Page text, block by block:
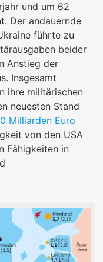
und um 62
Der andauernde
führte zu
beider
Anstieg der
Insgesamt
ihre militärischen
neuesten Stand
Milliarden Euro
von den USA
Fähigkeiten in